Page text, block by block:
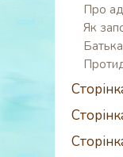
Про
Як